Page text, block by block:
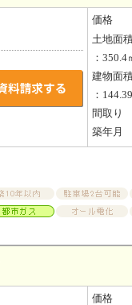
価格
土地面
：
建物面
：
間取り
築年月
価格